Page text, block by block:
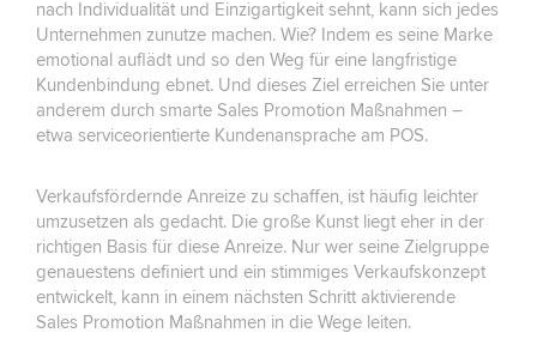
nach Individualität und Einzigartigkeit sehnt, kann sich jedes
Unternehmen zunutze machen. Wie? Indem es seine Marke
emotional auflädt und so den Weg für eine langfristige
Kundenbindung ebnet. Und dieses Ziel erreichen Sie unter
anderem durch smarte Sales Promotion Maßnahmen –
etwa serviceorientierte Kundenansprache am POS.
Verkaufsfördernde Anreize zu schaffen, ist häufig leichter
umzusetzen als gedacht. Die große Kunst liegt eher in der
richtigen Basis für diese Anreize. Nur wer seine Zielgruppe
genauestens definiert und ein stimmiges Verkaufskonzept
entwickelt, kann in einem nächsten Schritt aktivierende
Sales Promotion Maßnahmen in die Wege leiten.